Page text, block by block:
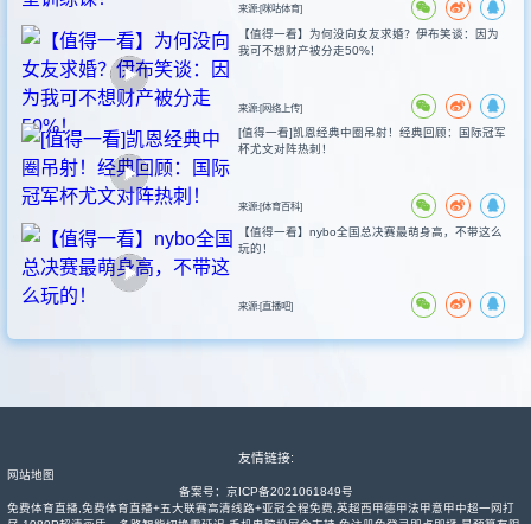
来源:[咪咕体育]
【值得一看】为何没向女友求婚？伊布笑谈：因为
我可不想财产被分走50%！
来源:[网络上传]
[值得一看]凯恩经典中圈吊射！经典回顾：国际冠军
杯尤文对阵热刺！
来源:[体育百科]
【值得一看】nybo全国总决赛最萌身高，不带这么
玩的！
来源:[直播吧]
友情链接:
网站地图
备案号： 京ICP备2021061849号
免费体育直播,免费体育直播+五大联赛高清线路+亚冠全程免费,英超西甲德甲法甲意甲中超一网打